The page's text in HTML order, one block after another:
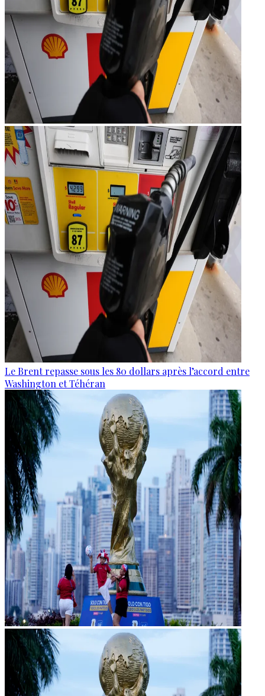
Le Brent repasse sous les 80 dollars après l’accord entre
Washington et Téhéran